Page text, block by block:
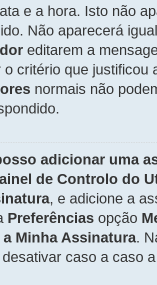
e a hora. Isto não
Não aparecerá
editarem a
o critério que
normais não
adicionar uma
de Controlo do
, e adicione a
Preferências opção
Minha Assinatura.
desativar caso a caso